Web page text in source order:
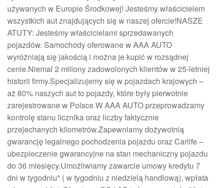
używanych w Europie Środkowej! Jesteśmy właścicielem
wszystkich aut znajdujących się w naszej ofercie!NASZE
ATUTY: Jesteśmy właścicielami sprzedawanych
pojazdów. Samochody oferowane w AAA AUTO
wyróżniają się jakością i można je kupić w rozsądnej
cenie.Niemal 2 miliony zadowolonych klientów w 25-letniej
historii firmy.Specjalizujemy się w pojazdach krajowych –
aż 80% naszych aut to pojazdy, które były pierwotnie
zarejestrowane w Polsce.W AAA AUTO przeprowadzamy
kontrolę stanu licznika oraz liczby faktycznie
przejechanych kilometrów.Zapewniamy dożywotnią
gwarancję legalnego pochodzenia pojazdu oraz Carlife –
ubezpieczenie gwarancyjne na stan mechaniczny pojazdu
do 36 miesięcy.Umożliwiamy zawarcie umowy kredytu 7
dni w tygodniu* ( w tygodniu z niedzielą handlową), wpłata